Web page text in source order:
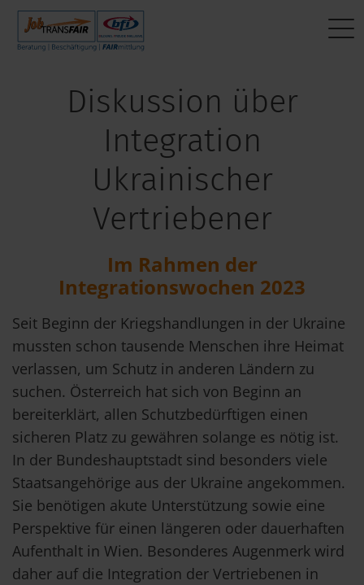
Diskussion über
Integration
Ukrainischer
Vertriebener
Im Rahmen der
Integrationswochen 2023
Seit Beginn der Kriegshandlungen in der Ukraine
mussten schon tausende Menschen ihre Heimat
verlassen, um Schutz in anderen Ländern zu
suchen. Österreich hat sich von Beginn an
bereiterklärt, allen Schutzbedürftigen einen
sicheren Platz zu gewähren solange es nötig ist.
In der Bundeshauptstadt sind besonders viele
Staatsangehörige aus der Ukraine angekommen.
Sie benötigen akute Unterstützung sowie eine
Perspektive für einen längeren oder dauerhaften
Aufenthalt in Wien. Besonderes Augenmerk wird
daher auf die Integration der Vertriebenen in
Aktuelle Jobs
Fragen & Antworten
Das sagen andere
Mein Weg zum Job